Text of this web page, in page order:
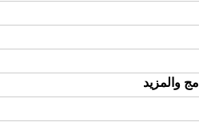
والمزيد